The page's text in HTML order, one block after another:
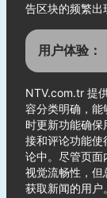
告区块的频繁出
用户体验：
NTV.com.tr 提
容分类明确，能
时更新功能确
接和评论功能使
论中。尽管页面
视觉流畅性，但
获取新闻的用户。